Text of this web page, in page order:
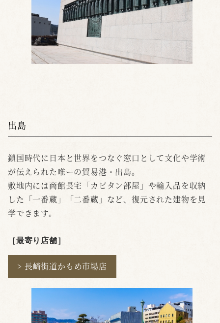
出島
鎖国時代に日本と世界をつなぐ窓口として文化や学術
が伝えられた唯ーの貿易港・出島。
敷地内には商館長宅「カピタン部屋」や輸入品を収納
した「一番蔵」「二番蔵」など、復元された建物を見
学できます。
［最寄り店舗］
> 長崎街道かもめ市場店